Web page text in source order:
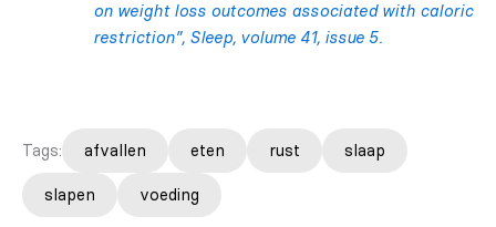
on weight loss outcomes associated with caloric
restriction”, Sleep, volume 41, issue 5.
Tags: afvallen eten rust slaap
slapen voeding